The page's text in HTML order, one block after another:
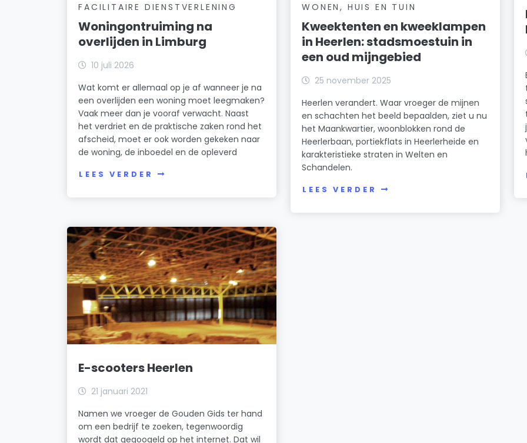
FACILITAIRE DIENSTVERLENING
Woningontruiming na
overlijden in Limburg
10 juli 2026
Wat komt er allemaal op je af wanneer je na
een overlijden een woning moet leegmaken?
Vaak meer dan je vooraf verwacht. Naast
het verdriet en de praktische zaken rond het
afscheid, moet er ook worden gekeken naar
de woning, de inboedel en de opleverd
LEES VERDER
WONEN, HUIS EN TUIN
Kweektenten en kweeklampen
in Heerlen: stadsmoestuin in
een oud mijngebied
25 november 2025
Heerlen verandert. Waar vroeger de mijnen
en schachten het beeld bepaalden, ziet u nu
het Maankwartier, woonblokken rond de
Heerlerbaan, portiekflats in Heerlerheide en
karakteristieke straten in Welten en
Schandelen.
LEES VERDER
E-scooters Heerlen
21 januari 2021
Namen we vroeger de Gouden Gids ter hand
om een bedrijf te zoeken, tegenwoordig
wordt dat gegoogeld op het internet. Dat wil